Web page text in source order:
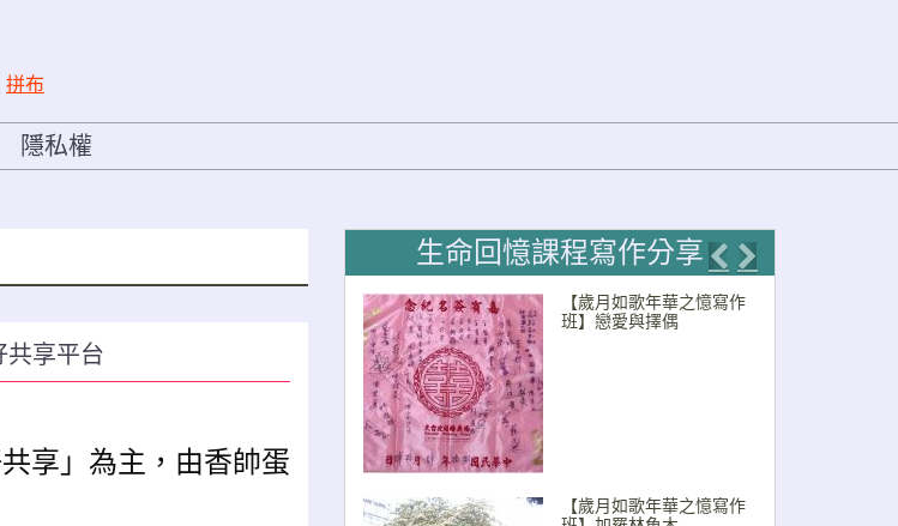
拼布
隱私權
共享平台
享」為主，由香帥蛋
生命回憶課程寫作分享
Previous
Next
【歲月如歌年華之憶寫作
班】戀愛與擇偶
【歲月如歌年華之憶寫作